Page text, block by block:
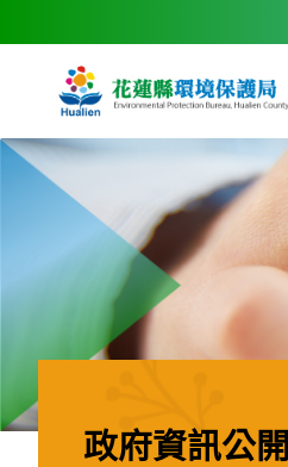
政府資訊公開